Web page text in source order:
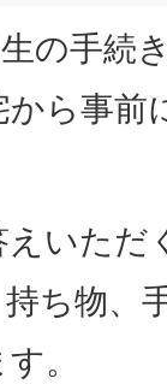
の手続
ら事前
いただ
ち物、
。